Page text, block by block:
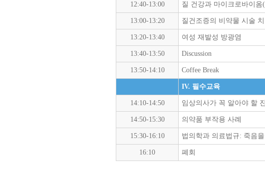
12:40-13:00 질 건강과 마이크로바이
13:00-13:20 질건조증의 비약물 시술
13:20-13:40 여성 재발성 방광염
13:40-13:50 Discussion
13:50-14:10 Coffee Break
IV. 필수교육
14:10-14:50 임상의사가 꼭 알아야 할
14:50-15:30 의약품 부작용 사례
15:30-16:10 법의학과 의료법규: 죽음
16:10 폐회